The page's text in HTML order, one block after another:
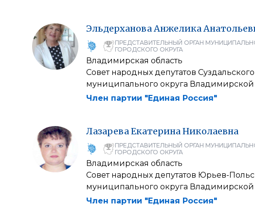
ЭльдерхановаАнжелика
ПРЕДСТАВИТЕЛЬНЫЙ ОРГАН
ГОРОДСКОГО ОКРУГА
Владимирская область
Совет народных депутатов Суздальского
муниципального округа Владимирской
Член партии "Единая Россия"
ЛазареваЕкатеринаНиколаевна
ПРЕДСТАВИТЕЛЬНЫЙ ОРГАН
ГОРОДСКОГО ОКРУГА
Владимирская область
Совет народных депутатов Юрьев-
муниципального округа Владимирской
Член партии "Единая Россия"